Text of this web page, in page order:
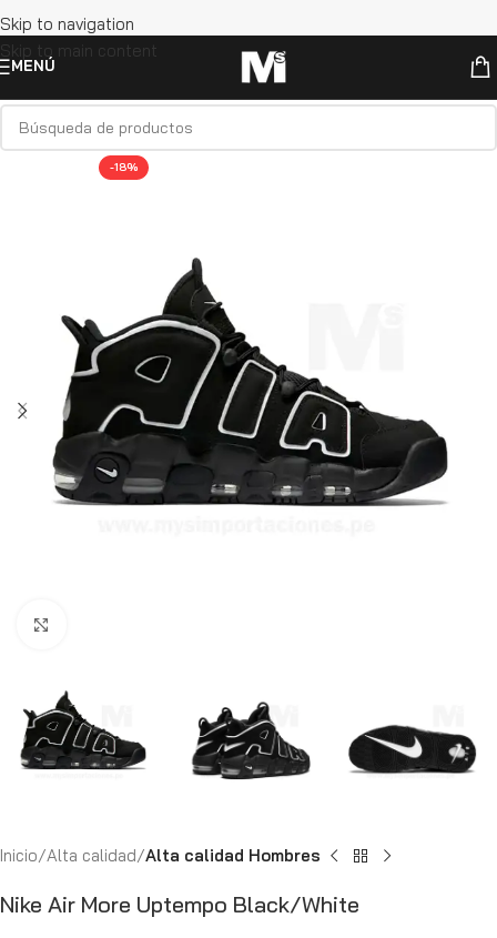
Skip to navigation
Skip to main content
MENÚ
-18%
Inicio Alta calidad Alta calidad Hombres
Nike Air More Uptempo Black/White